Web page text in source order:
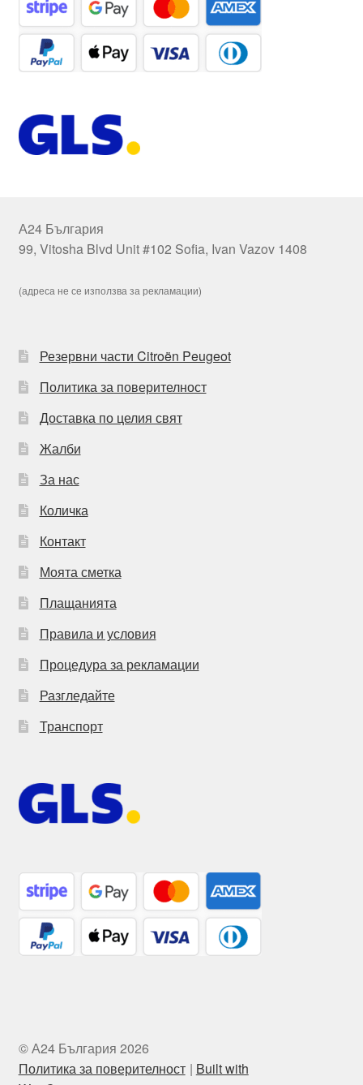
А24 България
99, Vitosha Blvd Unit #102 Sofia, Ivan Vazov 1408
(адреса не се използва за рекламации)
Резервни части Citroën Peugeot
Политика за поверителност
Доставка по целия свят
Жалби
За нас
Количка
Контакт
Моята сметка
Плащанията
Правила и условия
Процедура за рекламации
Разгледайте
Транспорт
© А24 България 2026
Политика за поверителност
Built with